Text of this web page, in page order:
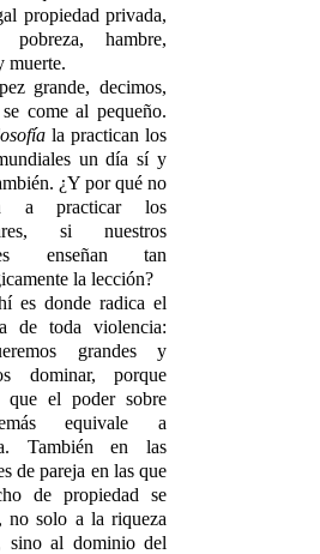
propiedad privada,
pobreza, hambre,
muerte.
grande, decimos,
come al pequeño.
la practican los
un día sí y
¿Y por qué no
a practicar los
si nuestros
enseñan tan
la lección?
donde radica el
de toda violencia:
grandes y
dominar, porque
que el poder sobre
equivale a
También en las
de pareja en las que
de propiedad se
no solo a la riqueza
sino al dominio del